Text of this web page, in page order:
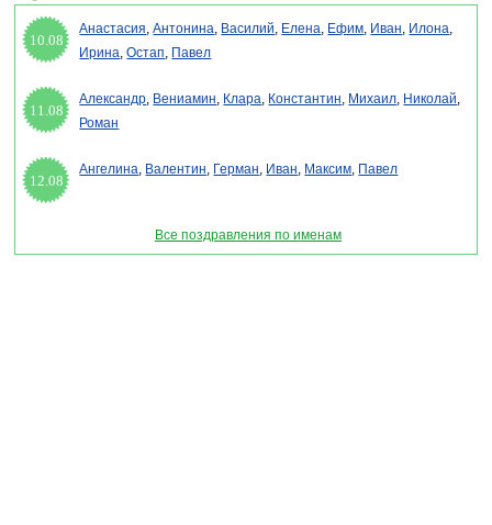
10.08
Анастасия,Антонина, Василий, Елена, Ефим, Иван, Илона,
Ирина,Остап, Павел
11.08
Александр, Вениамин, Клара, Константин, Михаил, Николай,
Роман
12.08
Ангелина, Валентин, Герман, Иван, Максим, Павел
Все поздравления по именам